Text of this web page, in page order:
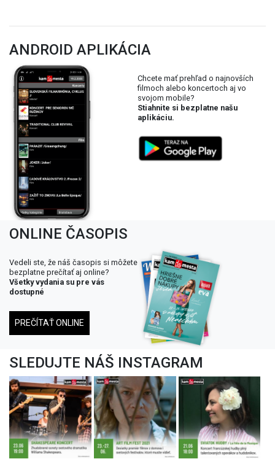
ANDROID APLIKÁCIA
Chcete mať prehľad o najnovších
filmoch alebo koncertoch aj vo
svojom mobile?
Stiahnite si bezplatne našu
aplikáciu.
ONLINE ČASOPIS
Vedeli ste, že náš časopis si môžete
bezplatne prečítať aj online?
Všetky vydania su pre vás
dostupné
PREČÍTAŤ ONLINE
SLEDUJTE NÁŠ INSTAGRAM